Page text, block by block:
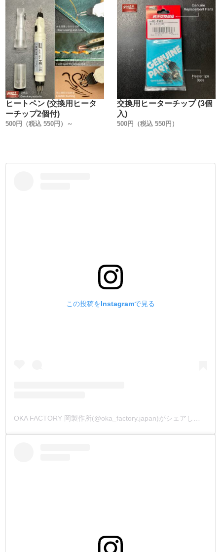
#0 太さ60mm/ 高さ78mm
#1 太さ48mm/ 高さ48mm
#5 太さ48mm/ 高さ48mm
・
③糸の詳細です。
番手/ 糸外径/ 糸全長/ 色数
・
#0/ 0.8mm/ 90m(小巻)・1150m(大巻)/ 全29色
#1/ 0.7mm/ 60m(小巻)・600m(大巻)/ 全29色
#5/ 0.55mm/ 90m(小巻)・1000m(大巻)/ 全29色
ヒートペン (交換用ヒータ
ーチップ2個付)
500円（税込 550円）～
交換用ヒーターチップ (3個
入)
500円（税込 550円）
この投稿をInstagramで見る
OKA FACTORY 岡製作所(@oka_factory.japan)がシェアした投稿